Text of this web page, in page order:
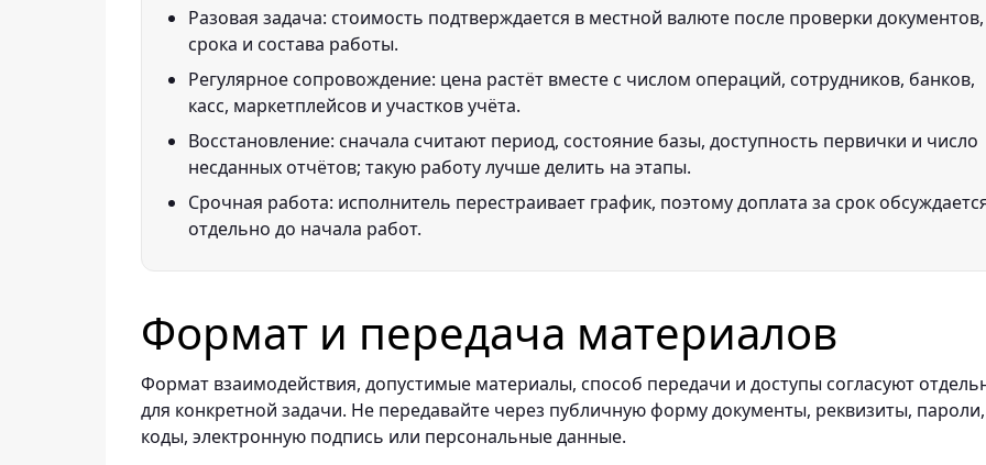
Разовая задача: стоимость подтверждается в местной валюте после проверки документов,
срока и состава работы.
Регулярное сопровождение: цена растёт вместе с числом операций, сотрудников, банков,
касс, маркетплейсов и участков учёта.
Восстановление: сначала считают период, состояние базы, доступность первички и число
несданных отчётов; такую работу лучше делить на этапы.
Срочная работа: исполнитель перестраивает график, поэтому доплата за срок
отдельно до начала работ.
Формат и передача материалов
Формат взаимодействия, допустимые материалы, способ передачи и доступы согласуют
для конкретной задачи. Не передавайте через публичную форму документы, реквизиты, пароли,
коды, электронную подпись или персональные данные.